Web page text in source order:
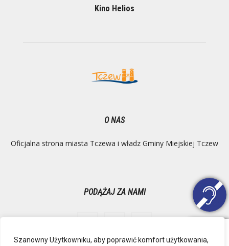
Szanowny Użytkowniku, aby poprawić komfort użytkowania,
Kino Helios
O NAS
Oficjalna strona miasta Tczewa i władz Gminy Miejskiej Tczew
PODĄŻAJ ZA NAMI